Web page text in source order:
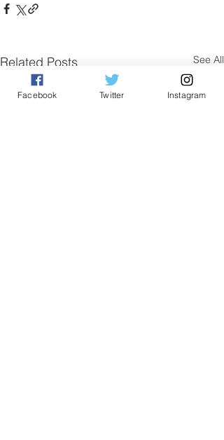
Related Posts See All
Facebook Twitter Instagram